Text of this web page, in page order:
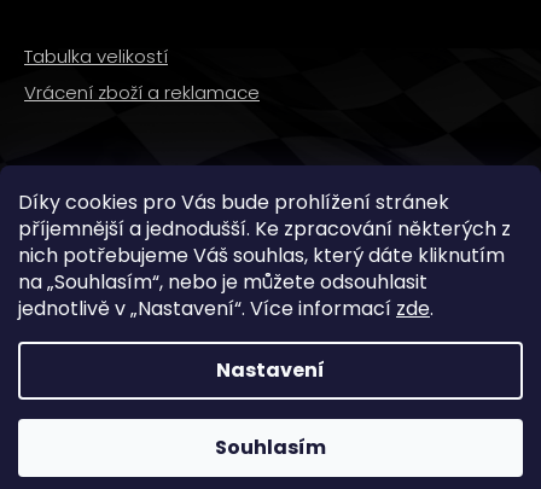
Díky cookies pro Vás bude prohlížení stránek
příjemnější a jednodušší. Ke zpracování některých z
nich potřebujeme Váš souhlas, který dáte kliknutím
na „Souhlasím“, nebo je můžete odsouhlasit
jednotlivě v „Nastavení“. Více informací zde.
Nastavení
Souhlasím
Tabulka velikostí
Vrácení zboží a reklamace
SLEDUJTE NÁS
Copyright 2026WMX STORE. Všechna práva
vyhrazena.